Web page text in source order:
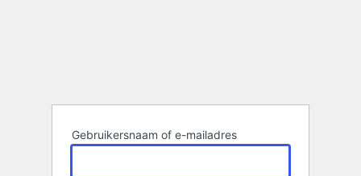
Gebruikersnaam of e-mailadres